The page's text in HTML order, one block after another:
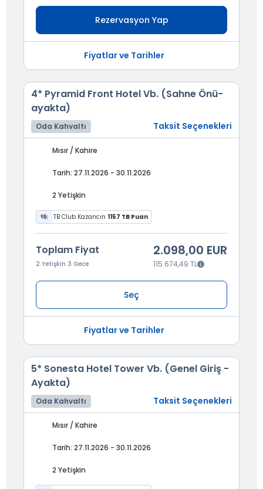
Rezervasyon Yap
Fiyatlar ve Tarihler
4* Pyramid Front Hotel Vb. (Sahne Önü-
ayakta)
Oda Kahvaltı Taksit Seçenekleri
Mısır / Kahire
Tarih: 27.11.2026 - 30.11.2026
2 Yetişkin
TB Club Kazancın 1157 TB Puan
Toplam Fiyat
2 Yetişkin 3 Gece
2.098,00 EUR
115.674,49 TL
Seç
Fiyatlar ve Tarihler
5* Sonesta Hotel Tower Vb. (Genel Giriş -
Ayakta)
Oda Kahvaltı Taksit Seçenekleri
Mısır / Kahire
Tarih: 27.11.2026 - 30.11.2026
2 Yetişkin